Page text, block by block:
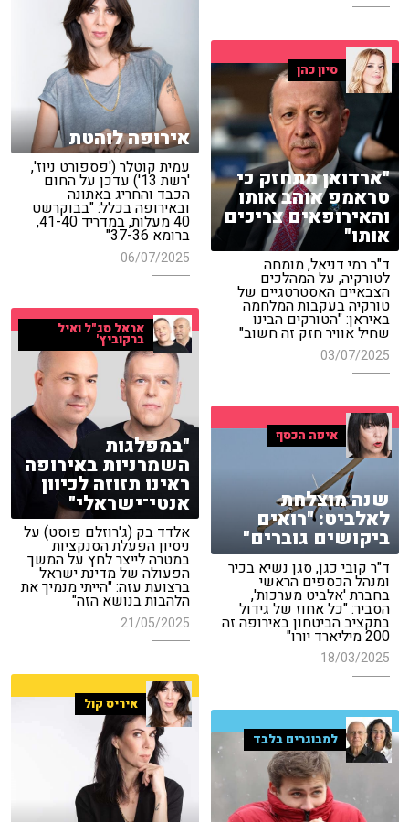
אירופה לוהטת
עמית קוטלר ('פספורט ניוז',
'רשת 13') עדכן על החום
הכבד והחריג באתונה
ובאירופה בכלל: "בבוקרשט
40 מעלות, במדריד 41-40,
ברומא 37-36"
06/07/2025
סיון כהן
"ארדואן מתחזק כי
טראמפ אוהב אותו
והאירופאים צריכים
אותו"
ד"ר רמי דניאל, מומחה
לטורקיה, על המהלכים
הצבאיים האסטרטגיים של
טורקיה בעקבות המלחמה
באיראן: "הטורקים הבינו
שחיל אוויר חזק זה חשוב"
03/07/2025
אראל סג"ל ואיל
ברקוביץ'
"במפלגות
השמרניות באירופה
ראינו תזוזה לכיוון
אנטי־ישראלי"
אלדד בק (ג'רוזלם פוסט) על
ניסיון הפעלת הסנקציות
במטרה לייצר לחץ על המשך
הפעולה של מדינת ישראל
ברצועת עזה: "הייתי מנמיך את
הלהבות בנושא הזה"
21/05/2025
איפה הכסף
שנה מוצלחת
לאלביט: "רואים
ביקושים גוברים"
ד"ר קובי כגן, סגן נשיא בכיר
ומנהל הכספים הראשי
בחברת 'אלביט מערכות',
הסביר: "כל אחוז של גידול
בתקציב הביטחון באירופה זה
200 מיליארד יורו"
18/03/2025
איריס קול
למבוגרים בלבד